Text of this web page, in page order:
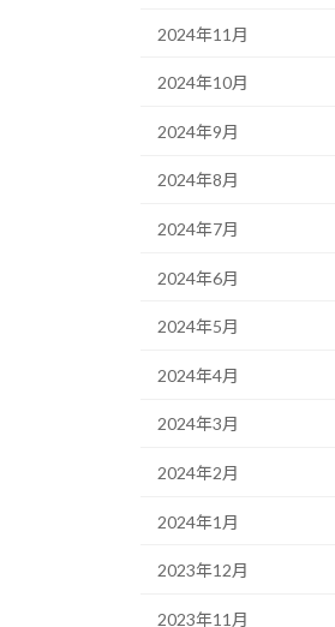
2024年11月
2024年10月
2024年9月
2024年8月
2024年7月
2024年6月
2024年5月
2024年4月
2024年3月
2024年2月
2024年1月
2023年12月
2023年11月